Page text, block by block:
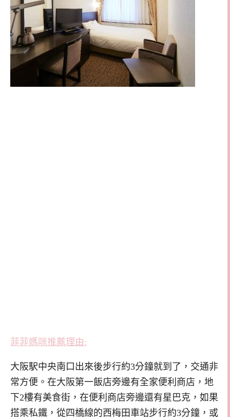
菲菲媽咪推薦理由:
大阪駅中央南口出來後步行約3分鐘就到了，交通非
常方便。在大阪第一飯店旁邊有全家便利商店，地
下2樓有美食街，在便利商店旁邊還有星巴克，如果
搭乘私鐵，從四橋線的西梅田車站步行約3分鐘，或